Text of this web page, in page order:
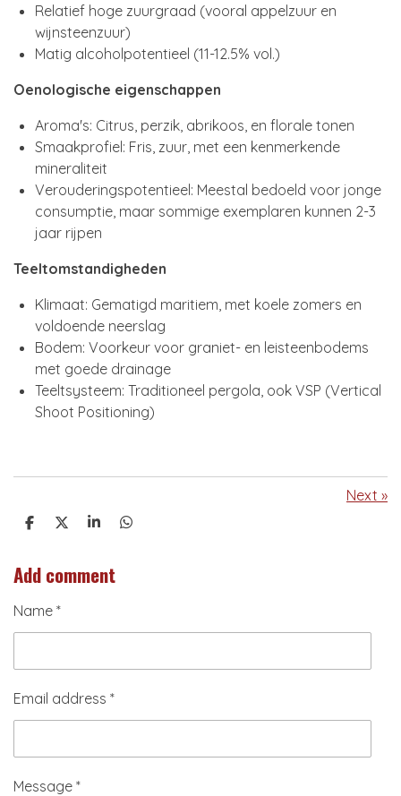
Relatief hoge zuurgraad (vooral appelzuur en
wijnsteenzuur)
Matig alcoholpotentieel (11-12.5% vol.)
Oenologische eigenschappen
Aroma's: Citrus, perzik, abrikoos, en florale tonen
Smaakprofiel: Fris, zuur, met een kenmerkende
mineraliteit
Verouderingspotentieel: Meestal bedoeld voor jonge
consumptie, maar sommige exemplaren kunnen 2-3
jaar rijpen
Teeltomstandigheden
Klimaat: Gematigd maritiem, met koele zomers en
voldoende neerslag
Bodem: Voorkeur voor graniet- en leisteenbodems
met goede drainage
Teeltsysteem: Traditioneel pergola, ook VSP (Vertical
Shoot Positioning)
Next »
S
r
e
S
r
e
S
r
e
S
Add comment
Name *
Email address *
Message *